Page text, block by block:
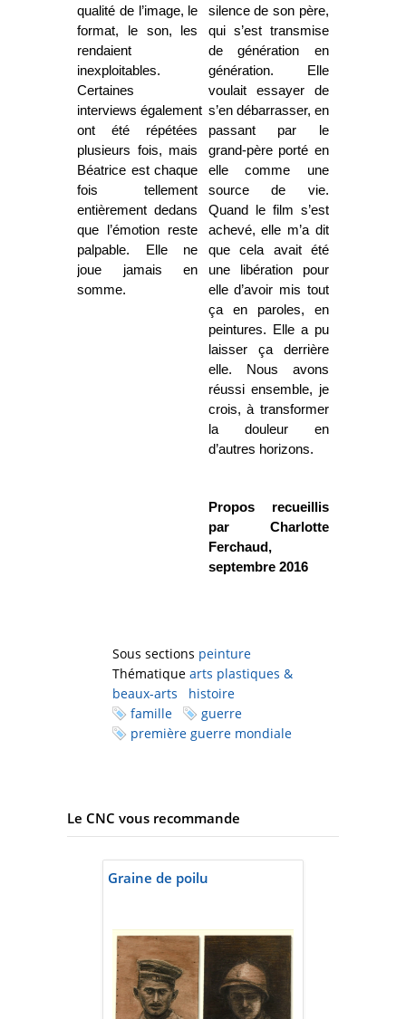
qualité de l’image, le
format, le son, les
rendaient
inexploitables.
Certaines
interviews également
ont été répétées
plusieurs fois, mais
Béatrice est chaque
fois tellement
entièrement dedans
que l’émotion reste
palpable. Elle ne
joue jamais en
somme.
silence de son père,
qui s’est transmise
de génération en
génération. Elle
voulait essayer de
s’en débarrasser, en
passant par le
grand-père porté en
elle comme une
source de vie.
Quand le film s’est
achevé, elle m’a dit
que cela avait été
une libération pour
elle d’avoir mis tout
ça en paroles, en
peintures. Elle a pu
laisser ça derrière
elle. Nous avons
réussi ensemble, je
crois, à transformer
la douleur en
d’autres horizons.
Propos recueillis
par Charlotte
Ferchaud,
septembre 2016
Sous sections peinture
Thématique arts plastiques &
beaux-arts
histoire
famille
guerre
première guerre mondiale
Le CNC vous recommande
Graine de poilu